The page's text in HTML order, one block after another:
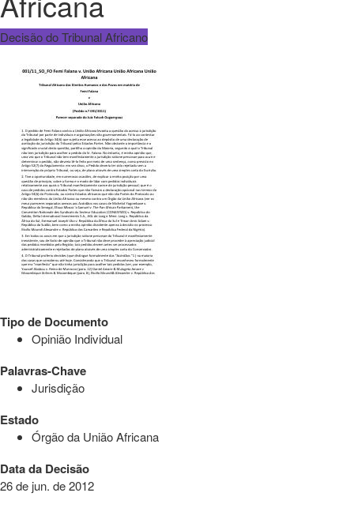
Decisão do Tribunal Africano
Tipo de Documento
Opinião Individual
Palavras-Chave
Jurisdição
Estado
Órgão da União Africana
Data da Decisão
26 de jun. de 2012